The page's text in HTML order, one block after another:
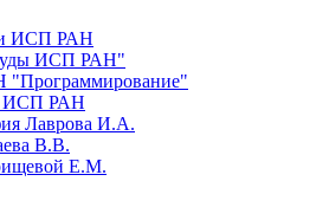
ИСП РАН
ИСП РАН"
"Программирование"
ИСП РАН
Лаврова И.А.
В.В.
Е.М.